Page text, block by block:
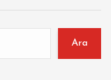
Ara